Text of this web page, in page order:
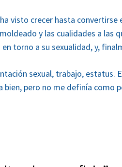
visto crecer hasta
y las cualidades a
torno a su sexualidad, y,
sexual, trabajo,
pero no me definía como